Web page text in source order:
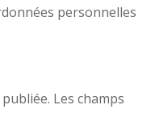
personnelles
Les champs